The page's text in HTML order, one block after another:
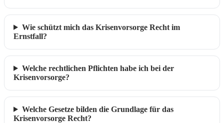
Wie schützt mich das Krisenvorsorge Recht im
Ernstfall?
Welche rechtlichen Pflichten habe ich bei der
Krisenvorsorge?
Welche Gesetze bilden die Grundlage für das
Krisenvorsorge Recht?